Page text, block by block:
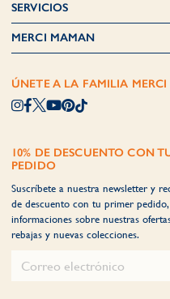
SERVICIOS
MERCI MAMAN
ÚNETE A LA FAMILIA
10% DE DESCUENTO CON
PEDIDO
Suscríbete a nuestra newsletter y
de descuento con tu primer
informaciones sobre nuestras
rebajas y nuevas colecciones.